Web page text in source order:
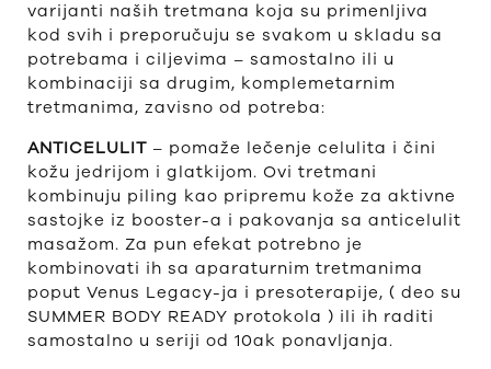
varijanti naših tretmana koja su primenljiva
kod svih i preporučuju se svakom u skladu sa
potrebama i ciljevima – samostalno ili u
kombinaciji sa drugim, komplemetarnim
tretmanima, zavisno od potreba:
ANTICELULIT – pomaže lečenje celulita i čini
kožu jedrijom i glatkijom. Ovi tretmani
kombinuju piling kao pripremu kože za aktivne
sastojke iz booster-a i pakovanja sa anticelulit
masažom. Za pun efekat potrebno je
kombinovati ih sa aparaturnim tretmanima
poput Venus Legacy-ja i presoterapije, ( deo su
SUMMER BODY READY protokola ) ili ih raditi
samostalno u seriji od 10ak ponavljanja.